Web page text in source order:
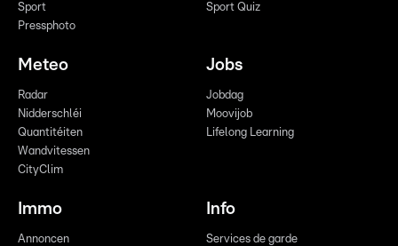
Sport
Pressphoto
Sport Quiz
Meteo
Radar
Nidderschléi
Quantitéiten
Wandvitessen
CityClim
Jobs
Jobdag
Moovijob
Lifelong Learning
Immo
Annoncen
Info
Services de garde